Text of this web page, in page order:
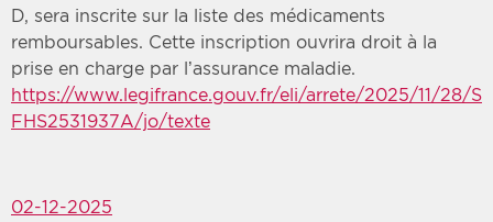
D, sera inscrite sur la liste des médicaments
remboursables. Cette inscription ouvrira droit à la
prise en charge par l’assurance maladie.
https://www.legifrance.gouv.fr/eli/arrete/2025/11/28/S
FHS2531937A/jo/texte
02-12-2025